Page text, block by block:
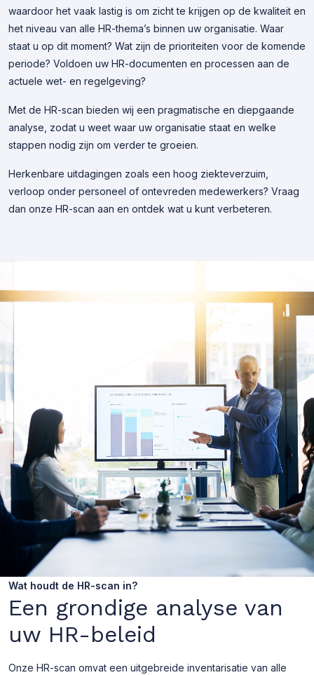
waardoor het vaak lastig is om zicht te krijgen op de kwaliteit en
het niveau van alle HR-thema’s binnen uw organisatie. Waar
staat u op dit moment? Wat zijn de prioriteiten voor de komende
periode? Voldoen uw HR-documenten en processen aan de
actuele wet- en regelgeving?
Met de HR-scan bieden wij een pragmatische en diepgaande
analyse, zodat u weet waar uw organisatie staat en welke
stappen nodig zijn om verder te groeien.
Herkenbare uitdagingen zoals een hoog ziekteverzuim,
verloop onder personeel of ontevreden medewerkers? Vraag
dan onze HR-scan aan en ontdek wat u kunt verbeteren.
Wat houdt de HR-scan in?
Een grondige analyse van
uw HR-beleid
Onze HR-scan omvat een uitgebreide inventarisatie van alle